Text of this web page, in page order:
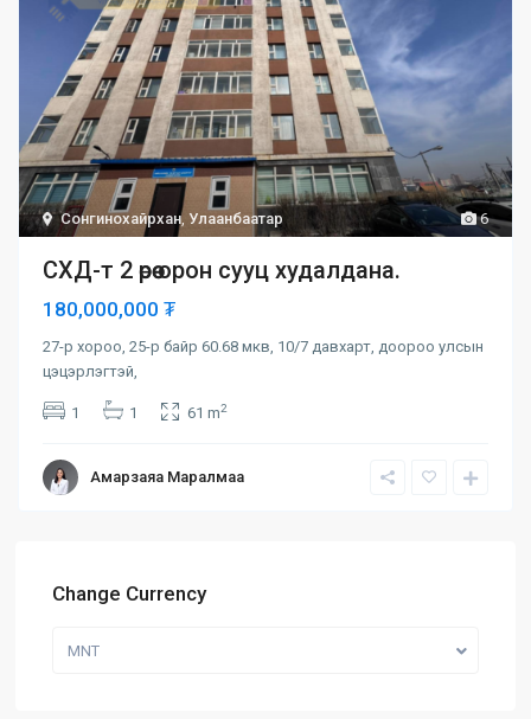
6
Сонгинохайрхан,Улаанбаатар
СХД-т 2 өрөө орон сууц худалдана.
180,000,000 ₮
27-р хороо, 25-р байр 60.68 мкв, 10/7 давхарт, доороо улсын
цэцэрлэгтэй,
1 1 61 m2
Амарзаяа Маралмаа
Change Currency
MNT